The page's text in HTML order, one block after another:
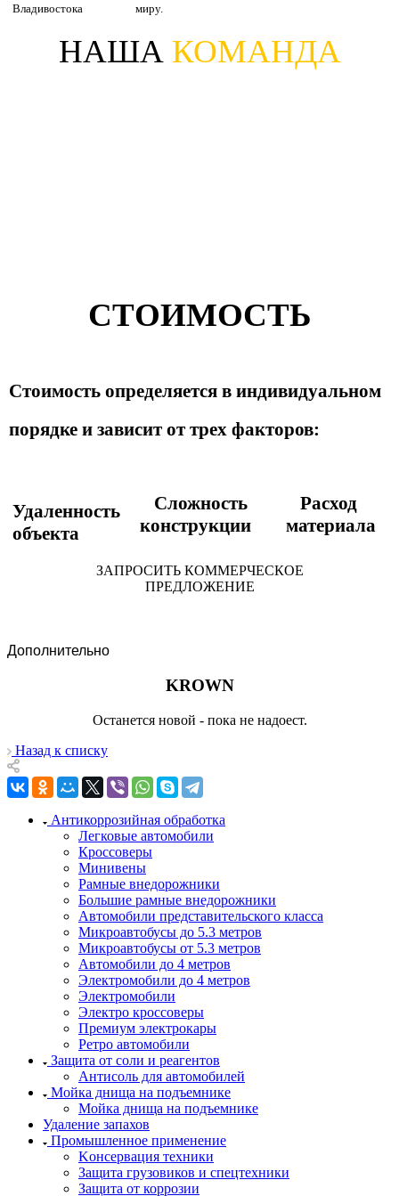
Владивостока
миру.
НАША КОМАНДА
СТОИМОСТЬ
Стоимость определяется в индивидуальном
порядке и зависит от трех факторов:
Удаленность
объекта
Сложность
конструкции
Расход
материала
ЗАПРОСИТЬ КОММЕРЧЕСКОЕ
ПРЕДЛОЖЕНИЕ
Дополнительно
KROWN
Останется новой - пока не надоест.
Назад к списку
Антикоррозийная обработка
Легковые автомобили
Кроссоверы
Минивены
Рамные внедорожники
Большие рамные внедорожники
Автомобили представительского класса
Микроавтобусы до 5.3 метров
Микроавтобусы от 5.3 метров
Автомобили до 4 метров
Электромобили до 4 метров
Электромобили
Электро кроссоверы
Премиум электрокары
Ретро автомобили
Защита от соли и реагентов
Антисоль для автомобилей
Мойка днища на подъемнике
Мойка днища на подъемнике
Удаление запахов
Промышленное применение
Kонсервация техники
Защита грузовиков и спецтехники
Защита от коррозии